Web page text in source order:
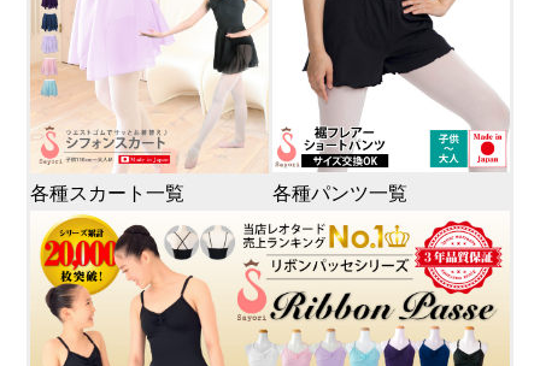
各種スカート一覧 各種パンツ一覧